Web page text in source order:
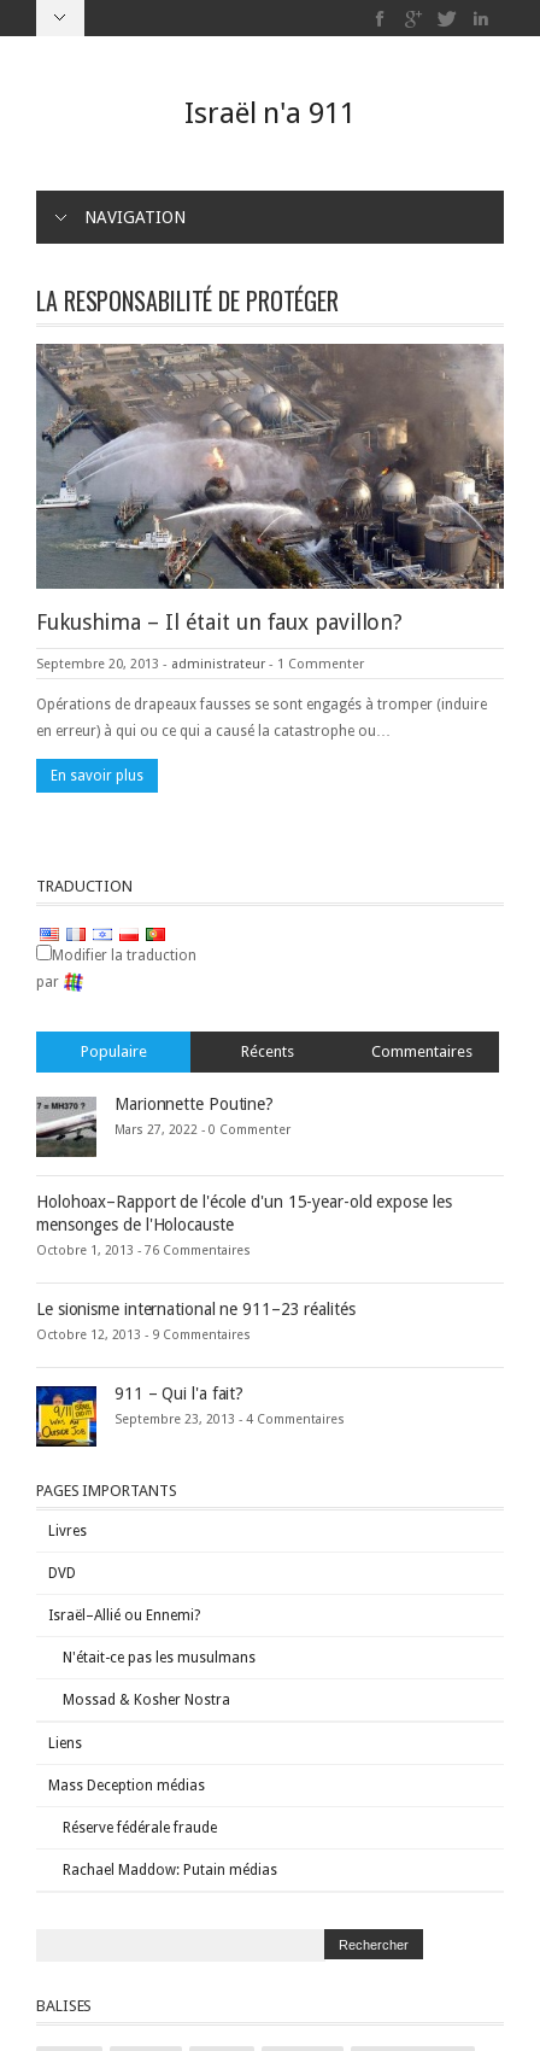
Israël n'a 911
NAVIGATION
LA RESPONSABILITÉ DE PROTÉGER
Fukushima – Il était un faux pavillon?
Septembre 20, 2013 - administrateur - 1 Commenter
Opérations de drapeaux fausses se sont engagés à tromper (induire
en erreur) à qui ou ce qui a causé la catastrophe ou…
En savoir plus
TRADUCTION
Modifier la traduction
par
Populaire Récents Commentaires
Marionnette Poutine?
Mars 27, 2022 - 0 Commenter
Holohoax–Rapport de l'école d'un 15-year-old expose les
mensonges de l'Holocauste
Octobre 1, 2013 - 76 Commentaires
Le sionisme international ne 911–23 réalités
Octobre 12, 2013 - 9 Commentaires
911 – Qui l'a fait?
Septembre 23, 2013 - 4 Commentaires
PAGES IMPORTANTS
Livres
DVD
Israël–Allié ou Ennemi?
N'était-ce pas les musulmans
Mossad & Kosher Nostra
Liens
Mass Deception médias
Réserve fédérale fraude
Rachael Maddow: Putain médias
BALISES